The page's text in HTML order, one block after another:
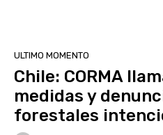
ULTIMO MOMENTO
Chile: CORMA
medidas y
forestales